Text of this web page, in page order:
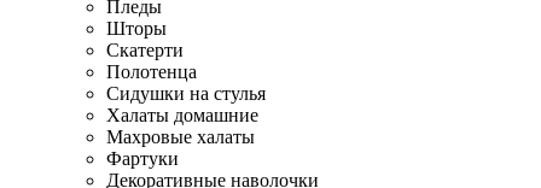
Пледы
Шторы
Скатерти
Полотенца
Сидушки на стулья
Халаты домашние
Махровые халаты
Фартуки
Декоративные наволочки